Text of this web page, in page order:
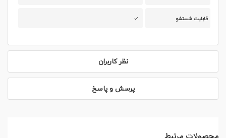
قابلیت شستشو
نظر کاربران
پرسش و پاسخ